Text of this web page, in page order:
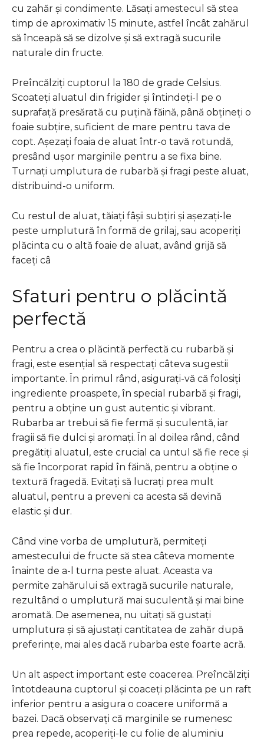
cu zahăr și condimente. Lăsați amestecul să stea
timp de aproximativ 15 minute, astfel încât zahărul
să înceapă să se dizolve și să extragă sucurile
naturale din fructe.
Preîncălziți cuptorul la 180 de grade Celsius.
Scoateți aluatul din frigider și întindeți-l pe o
suprafață presărată cu puțină făină, până obțineți o
foaie subțire, suficient de mare pentru tava de
copt. Așezați foaia de aluat într-o tavă rotundă,
presând ușor marginile pentru a se fixa bine.
Turnați umplutura de rubarbă și fragi peste aluat,
distribuind-o uniform.
Cu restul de aluat, tăiați fâșii subțiri și așezați-le
peste umplutură în formă de grilaj, sau acoperiți
plăcinta cu o altă foaie de aluat, având grijă să
faceți câ
Sfaturi pentru o plăcintă
perfectă
Pentru a crea o plăcintă perfectă cu rubarbă și
fragi, este esențial să respectați câteva sugestii
importante. În primul rând, asigurați-vă că folosiți
ingrediente proaspete, în special rubarbă și fragi,
pentru a obține un gust autentic și vibrant.
Rubarba ar trebui să fie fermă și suculentă, iar
fragii să fie dulci și aromați. În al doilea rând, când
pregătiți aluatul, este crucial ca untul să fie rece și
să fie încorporat rapid în făină, pentru a obține o
textură fragedă. Evitați să lucrați prea mult
aluatul, pentru a preveni ca acesta să devină
elastic și dur.
Când vine vorba de umplutură, permiteți
amestecului de fructe să stea câteva momente
înainte de a-l turna peste aluat. Aceasta va
permite zahărului să extragă sucurile naturale,
rezultând o umplutură mai suculentă și mai bine
aromată. De asemenea, nu uitați să gustați
umplutura și să ajustați cantitatea de zahăr după
preferințe, mai ales dacă rubarba este foarte acră.
Un alt aspect important este coacerea. Preîncălziți
întotdeauna cuptorul și coaceți plăcinta pe un raft
inferior pentru a asigura o coacere uniformă a
bazei. Dacă observați că marginile se rumenesc
prea repede, acoperiți-le cu folie de aluminiu